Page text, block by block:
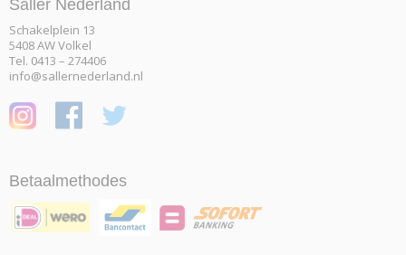
Saller Nederland
Schakelplein 13
5408 AW Volkel
Tel. 0413 – 274406
info@sallernederland.nl
Betaalmethodes